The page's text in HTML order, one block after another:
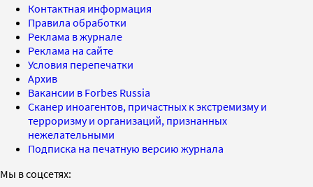
Контактная информация
Правила обработки
Реклама в журнале
Реклама на сайте
Условия перепечатки
Архив
Вакансии в Forbes Russia
Сканер иноагентов, причастных к экстремизму и
терроризму и организаций, признанных
нежелательными
Подписка на печатную версию журнала
Мы в соцсетях: